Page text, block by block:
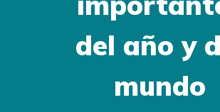
del año y
mundo